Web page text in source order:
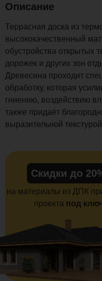
Описание
Террасная доска из
высококачественный
обустройства открытых
дорожек и других зон
Древесина проходит
обработку, которая
гниению, воздействию
также придаёт
выразительной
Скидки до
на материалы из ДПК
проекта под